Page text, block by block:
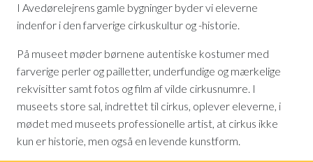
I Avedørelejrens gamle bygninger byder vi eleverne
indenfor i den farverige cirkuskultur og -historie.
På museet møder børnene autentiske kostumer med
farverige perler og pailletter, underfundige og mærkelige
rekvisitter samt fotos og film af vilde cirkusnumre. I
museets store sal, indrettet til cirkus, oplever eleverne, i
mødet med museets professionelle artist, at cirkus ikke
kun er historie, men også en levende kunstform.